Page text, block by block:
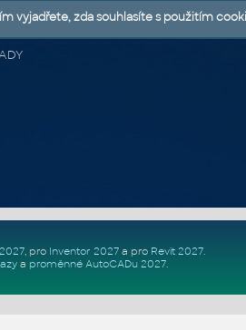
, pro Inventor 2027a pro Revit 2027.
a proměnné AutoCADu 2027.
vyjadřete, zda souhlasíte s použitím